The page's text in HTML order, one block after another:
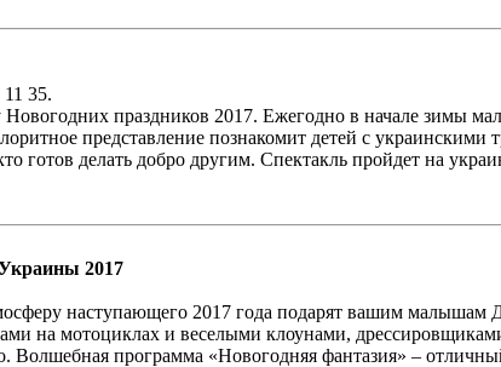
35.
Новогодних праздников 2017. Ежегодно в начале зимы
представление познакомит детей с украинскими
готов делать добро другим. Спектакль пройдет на
2017
наступающего 2017 года подарят вашим малышам
на мотоциклах и веселыми клоунами,
Волшебная программа «Новогодняя фантазия» –